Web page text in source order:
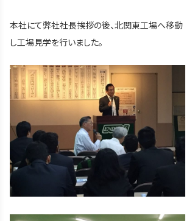
本社にて弊社社長挨拶の後、北関東工場へ移動
し工場見学を行いました。